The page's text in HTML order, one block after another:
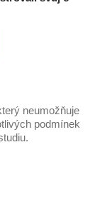
neumožňuje
podmínek